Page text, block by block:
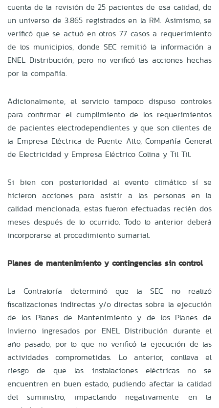
cuenta de la revisión de 25 pacientes de esa calidad, de
un universo de 3.865 registrados en la RM. Asimismo, se
verificó que se actuó en otros 77 casos a requerimiento
de los municipios, donde SEC remitió la información a
ENEL Distribución, pero no verificó las acciones hechas
por la compañía.
Adicionalmente, el servicio tampoco dispuso controles
para confirmar el cumplimiento de los requerimientos
de pacientes electrodependientes y que son clientes de
la Empresa Eléctrica de Puente Alto, Compañía General
de Electricidad y Empresa Eléctrico Colina y Til Til.
Si bien con posterioridad al evento climático sí se
hicieron acciones para asistir a las personas en la
calidad mencionada, estas fueron efectuadas recién dos
meses después de lo ocurrido. Todo lo anterior deberá
incorporarse al procedimiento sumarial.
Planes de mantenimiento y contingencias sin control
La Contraloría determinó que la SEC no realizó
fiscalizaciones indirectas y/o directas sobre la ejecución
de los Planes de Mantenimiento y de los Planes de
Invierno ingresados por ENEL Distribución durante el
año pasado, por lo que no verificó la ejecución de las
actividades comprometidas. Lo anterior, conlleva el
riesgo de que las instalaciones eléctricas no se
encuentren en buen estado, pudiendo afectar la calidad
del suministro, impactando negativamente en la